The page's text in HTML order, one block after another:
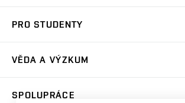
Koleje
Sport na VUT
Dny otevřených dveří
Celoživotní vzdělávání
PRO STUDENTY
Harmonogram akademického roku
Zpracování osobních údajů studentů
Sociální bezpečí
VĚDA A VÝZKUM
SPOLUPRÁCE